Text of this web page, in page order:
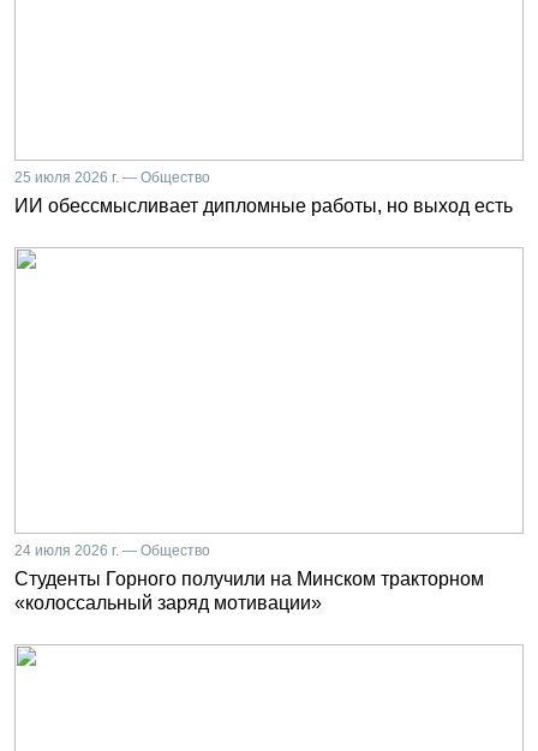
25 июля 2026 г. — Общество
ИИ обессмысливает дипломные работы, но выход есть
24 июля 2026 г. — Общество
Студенты Горного получили на Минском тракторном
«колоссальный заряд мотивации»